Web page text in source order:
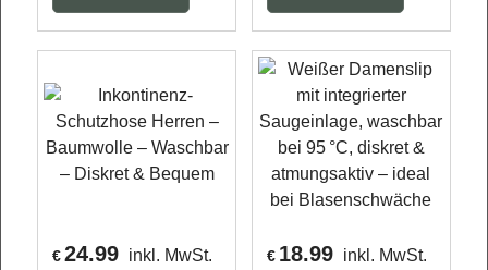
€ 24.99 inkl. MwSt.
€ 18.99 inkl. MwSt.